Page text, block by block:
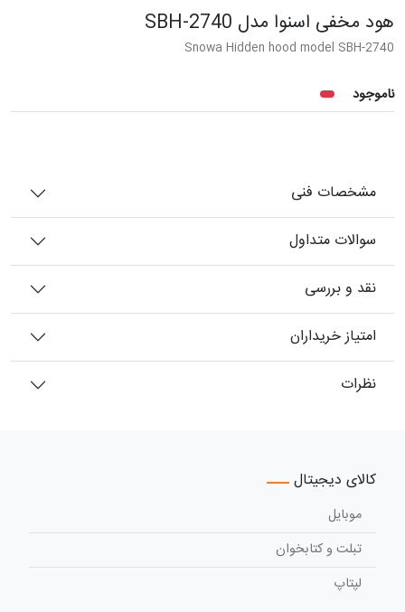
هود مخفی اسنوا مدل SBH-2740
Snowa Hidden hood model SBH-2740
ناموجود
مشخصات فنی
سوالات متداول
نقد و بررسی
امتیاز خریداران
نظرات
کالای دیجیتال
موبایل
تبلت و کتابخوان
لپتاپ